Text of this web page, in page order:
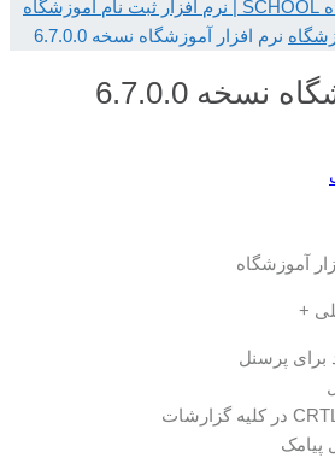
نرم افزار مدیریت آموزشگاه SCHOOL | نرم افزار ثبت نام آموزشگاه
نرم افزار آموزشگاه نسخه 6.7.0.0
نسخه 6.7.0.0
+